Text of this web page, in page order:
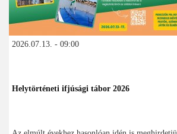
2026.07.13. - 09:00
Helytörténeti ifjúsági tábor 2026